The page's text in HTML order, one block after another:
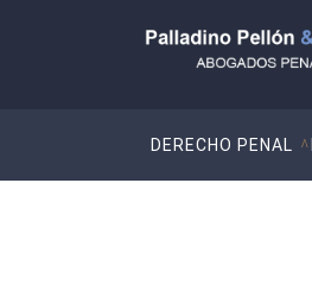
DERECHO PENAL